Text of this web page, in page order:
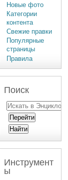
Новые фото
Категории
контента
Свежие правки
Популярные
страницы
Правила
Поиск
Инструмент
ы